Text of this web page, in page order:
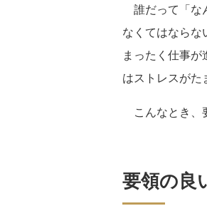
誰だって「な
なくてはならな
まったく仕事
はストレスがた
こんなとき、
要領の良